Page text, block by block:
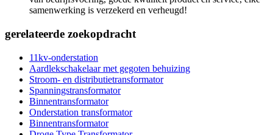
samenwerking is verzekerd en verheugd!
gerelateerde zoekopdracht
11kv-onderstation
Aardlekschakelaar met gegoten behuizing
Stroom- en distributietransformator
Spanningstransformator
Binnentransformator
Onderstation transformator
Binnentransformator